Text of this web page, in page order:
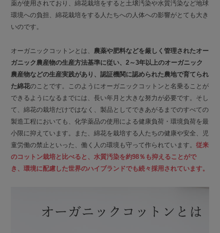
薬が使用されており、綿花栽培をすると土壌汚染や水質汚染など地球
環境への負担、綿花栽培をする人たちへの人体への影響がとても大き
いのです。
オーガニックコットンとは、 農薬や肥料などを厳しく管理されたオー
ガニック農産物の生産方法基準に従い、2～3年以上のオーガニック
農産物などの生産実践があり、認証機関に認められた農地で育てられ
た綿花のことです。このようにオーガニックコットンと名乗ることが
できるようになるまでには、長い年月と大きな努力が必要です。そし
て、綿花の栽培だけではなく、製品としてできあがるまでのすべての
製造工程においても、化学薬品の使用による健康負荷・環境負荷を最
小限に抑えています。また、綿花を栽培する人たちの健康や安全、児
童労働の禁止といった、働く人の環境も守って作られています。従来
のコットン栽培と比べると、水質汚染を約98％も抑えることがで
き、環境に配慮した世界のハイブランドでも続々採用されています。